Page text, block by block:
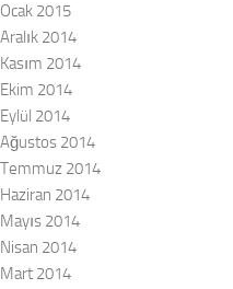
Ocak 2015
Aralık 2014
Kasım 2014
Ekim 2014
Eylül 2014
Ağustos 2014
Temmuz 2014
Haziran 2014
Mayıs 2014
Nisan 2014
Mart 2014